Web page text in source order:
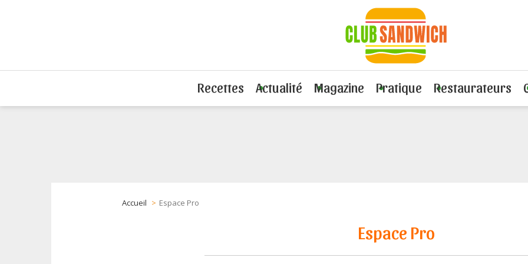
Recettes Actualité Magazine Pratique Restaurateurs
Accueil Espace Pro
Espace Pro